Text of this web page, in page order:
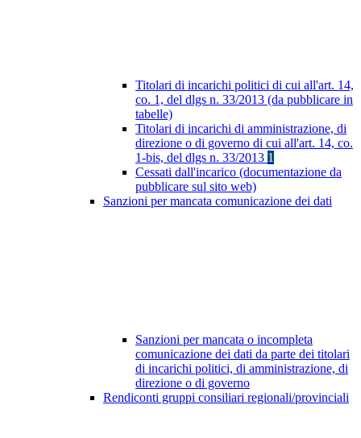
Titolari di incarichi politici di cui all'art. 14,
co. 1, del dlgs n. 33/2013 (da pubblicare in
tabelle)
Titolari di incarichi di amministrazione, di
direzione o di governo di cui all'art. 14, co.
1-bis, del dlgs n. 33/2013 1
Cessati dall'incarico (documentazione da
pubblicare sul sito web)
Sanzioni per mancata comunicazione dei dati
Sanzioni per mancata o incompleta
comunicazione dei dati da parte dei titolari
di incarichi politici, di amministrazione, di
direzione o di governo
Rendiconti gruppi consiliari regionali/provinciali